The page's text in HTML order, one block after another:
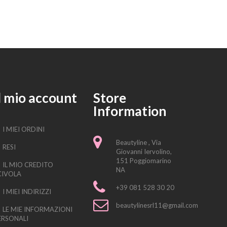
mio account
I MIEI ORDINI
RESI
IL MIO CREDITO
I MIEI INDIRIZZI
LE MIE INFORMAZIONI
Store
Information
Beautyline , Via
Giovanni Iervolino,
151 Poggiomarino
NA
+39 081 528 30 20
beautylinesrl11@gmail.com